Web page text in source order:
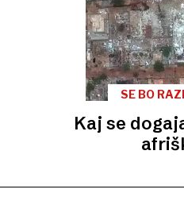
SE BO
Kaj se